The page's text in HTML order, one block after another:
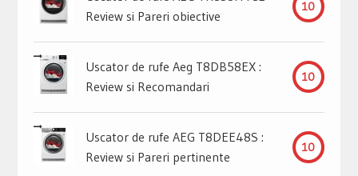
Review si Pareri obiective
10
Uscator de rufe Aeg T8DB58EX :
Review si Recomandari
10
Uscator de rufe AEG T8DEE48S :
Review si Pareri pertinente
10